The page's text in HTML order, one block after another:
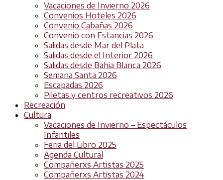
Vacaciones de Invierno 2026
Convenios Hoteles 2026
Convenio Cabañas 2026
Convenio con Estancias 2026
Salidas desde Mar del Plata
Salidas desde el Interior 2026
Salidas desde Bahia Blanca 2026
Semana Santa 2026
Escapadas 2026
Piletas y centros recreativos 2026
Recreación
Cultura
Vacaciones de Invierno – Espectáculos
Infantiles
Feria del Libro 2025
Agenda Cultural
Compañerxs Artistas 2025
Compañerxs Artistas 2024